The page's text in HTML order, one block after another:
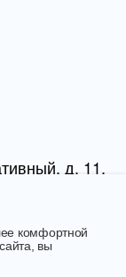
д. 11,
комфортной
вы